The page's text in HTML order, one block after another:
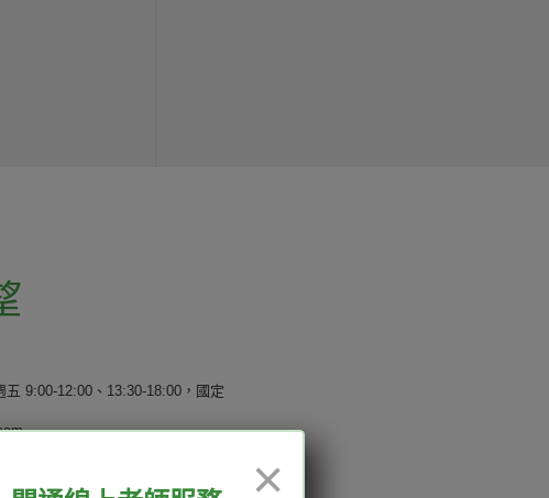
五 9:00-12:00、13:30-18:00，國定
×